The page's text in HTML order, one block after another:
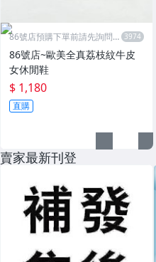
86號店預購下單前請先詢問數
86號店~歐美全真荔枝紋牛皮
女休閒鞋
$ 1,180
直購
賣家最新刊登